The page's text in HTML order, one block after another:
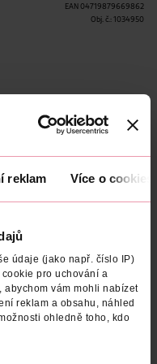
reklam Více o cookies
údaje (jako např. číslo IP)
pro uchování a
vám mohli nabízet
reklam a obsahu, náhled
ohledně toho, kdo
EAN 04719879669862
Obj. č.: 1034950
kontaktní čočky 6 ks
View 6 ks